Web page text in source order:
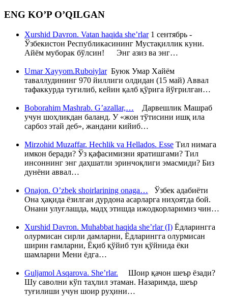
ENG KO’P O’QILGAN
Xurshid Davron. Vatan haqida she’rlar1 сентябрь -
Ўзбекистон Республикасининг Мустақиллик куни.
Айём муборак бўлсин! Энг азиз ва энг…
Umar Xayyom.RuboiylarБуюк Умар Хайём
таваллудининг 970 йиллиги олдидан (15 май) Аввал
тафаккурда туғилиб, кейин қалб қўрига йўғрилган…
Boborahim Mashrab. G’azallar,… Дарвешлик Машраб
учун шоҳликдан баланд. У «жон тўтисини ишқ ила
сарбоз этай деб», жандани кийиб…
Mirzohid Muzaffar. Hechlik va Hellados. Esse Тил нимага
имкон беради? Ўз қафасимизни яратишгами? Тил
инсоннинг энг даҳшатли эринчоқлиги эмасмиди? Биз
дунёни аввал…
Onajon. O’zbek shoirlarining onaga… Ўзбек адабиёти
Она ҳақида ёзилган дурдона асарларга ниҳоятда бой.
Онани улуғлашда, мадҳ этишда ижодкорларимиз чин…
Xurshid Davron. Muhabbat haqida she’rlar (I) Ёдларингга
олурмисан сирли дамларни, Ёдларингга олурмисан
ширин ғамларни, Ёқиб қўйиб тун қўйнида ёки
шамларни Мени ёдга…
Guljamol Asqarova. She’rlar. Шоир қачон шеър ёзади?
Шу саволни кўп таҳлил этаман. Назаримда, шеър
туғилиши учун шоир руҳини…